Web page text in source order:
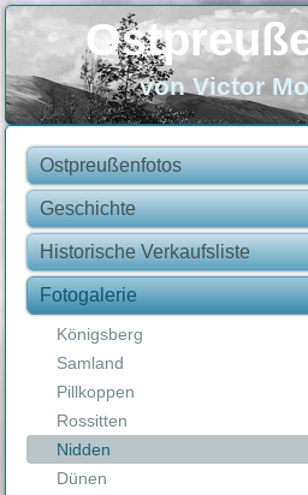
von Victor
Ostpreußenfotos
Geschichte
Historische Verkaufsliste
Fotogalerie
Königsberg
Samland
Pillkoppen
Rossitten
Nidden
Dünen